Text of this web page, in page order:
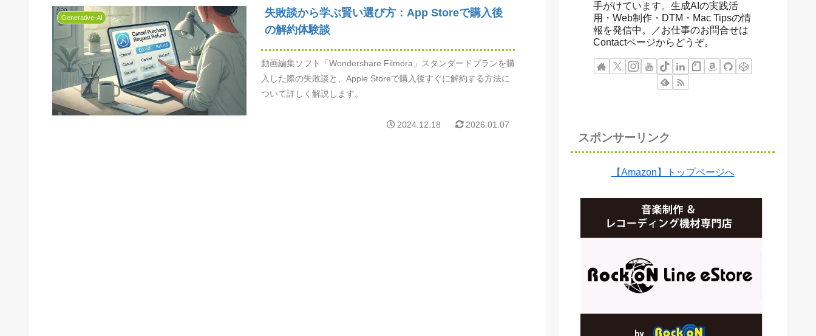
Generative-AI
失敗談から学ぶ賢い選び方：App Storeで購入後
の解約体験談
動画編集ソフト「Wondershare Filmora」スタンダードプランを購
入した際の失敗談と、Apple Storeで購入後すぐに解約する方法に
ついて詳しく解説します。
2024.12.18 2026.01.07
手がけています。生成AIの実践活
用・Web制作・DTM・Mac Tipsの情
報を発信中。／お仕事のお問合せは
Contactページからどうぞ。
スポンサーリンク
【Amazon】トップページへ